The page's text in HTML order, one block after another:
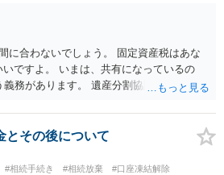
に合わないでしょう。 固定資産税はあな
ですよ。 いまは、共有になっているの
務があります。 遺産分割協議をして、不
とその後について
#相続手続き #相続放棄
#口座凍結解除